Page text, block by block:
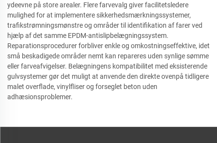
ydeevne på store arealer. Flere farvevalg giver facilitetsledere
mulighed for at implementere sikkerhedsmærkningssystemer,
trafikstrømningsmønstre og områder til identifikation af farer ved
hjælp af det samme EPDM-antislipbelægningssystem.
Reparationsprocedurer forbliver enkle og omkostningseffektive, idet
små beskadigede områder nemt kan repareres uden synlige sømme
eller farveafvigelser. Belægningens kompatibilitet med eksisterende
gulvsystemer gør det muligt at anvende den direkte ovenpå tidligere
malet overflade, vinylfliser og forseglet beton uden
adhæsionsproblemer.